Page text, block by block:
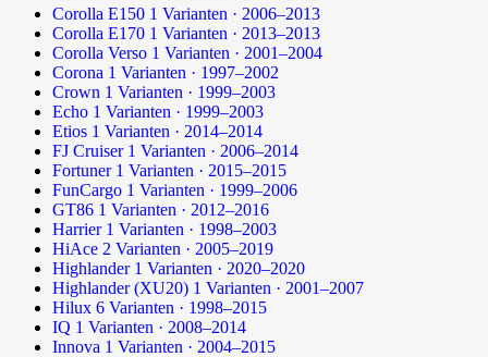
Corolla E150 1 Varianten · 2006–2013
Corolla E170 1 Varianten · 2013–2013
Corolla Verso 1 Varianten · 2001–2004
Corona 1 Varianten · 1997–2002
Crown 1 Varianten · 1999–2003
Echo 1 Varianten · 1999–2003
Etios 1 Varianten · 2014–2014
FJ Cruiser 1 Varianten · 2006–2014
Fortuner 1 Varianten · 2015–2015
FunCargo 1 Varianten · 1999–2006
GT86 1 Varianten · 2012–2016
Harrier 1 Varianten · 1998–2003
HiAce 2 Varianten · 2005–2019
Highlander 1 Varianten · 2020–2020
Highlander (XU20) 1 Varianten · 2001–2007
Hilux 6 Varianten · 1998–2015
IQ 1 Varianten · 2008–2014
Innova 1 Varianten · 2004–2015